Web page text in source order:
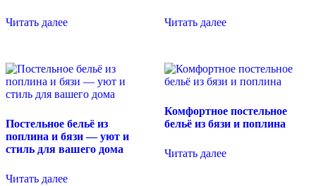
Читать далее Читать далее
Постельное бельё из
поплина и бязи — уют и
стиль для вашего дома
Читать далее
Комфортное постельное
бельё из бязи и поплина
Читать далее